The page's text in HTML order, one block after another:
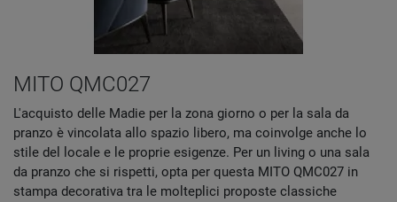
MITO QMC027
L'acquisto delle Madie per la zona giorno o per la sala da
pranzo è vincolata allo spazio libero, ma coinvolge anche lo
stile del locale e le proprie esigenze. Per un living o una sala
da pranzo che si rispetti, opta per questa MITO QMC027 in
stampa decorativa tra le molteplici proposte classiche